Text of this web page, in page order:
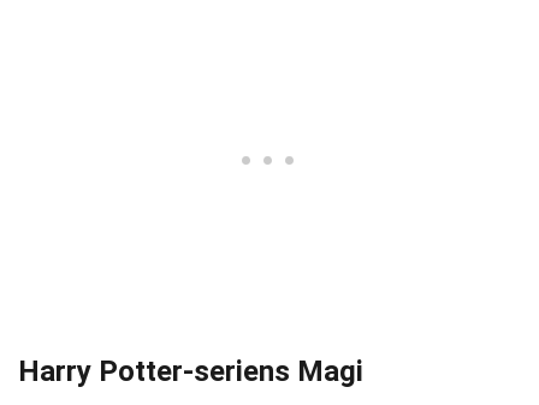
Harry Potter-seriens Magi